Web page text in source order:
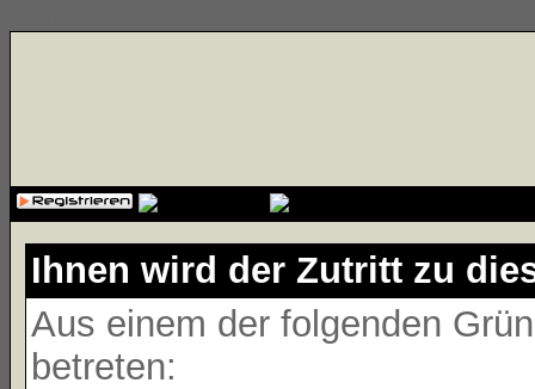
Ihnen wird der Zutritt zu
Aus einem der folgenden
betreten: